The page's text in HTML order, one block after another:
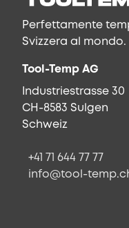
Perfettamente
Svizzera al mondo.
Tool-Temp AG
Industriestrasse 30
CH-8583 Sulgen
Schweiz
+41 71 644 77 77
info@tool-